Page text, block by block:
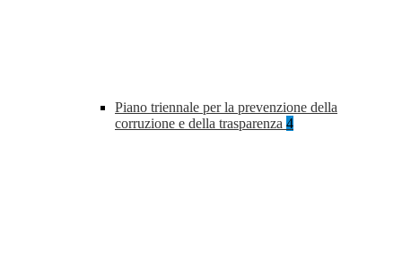
Piano triennale per la prevenzione della
corruzione e della trasparenza 4